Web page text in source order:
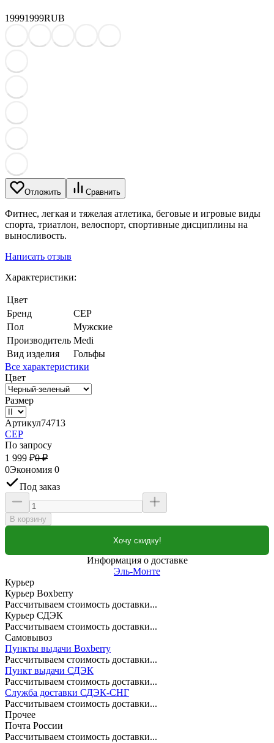
19991999RUB
Отложить Сравнить
Фитнес, легкая и тяжелая атлетика, беговые и игровые виды
спорта, триатлон, велоспорт, спортивные дисциплины на
выносливость.
Написать отзыв
Характеристики:
Цвет
Бренд
CEP
Пол
Мужские
Производитель Medi
Вид изделия
Гольфы
Все характеристики
Цвет
Размер
Артикул74713
CEP
По запросу
1 999 ₽0 ₽
0Экономия 0
Под заказ
В корзину
Хочу скидку!
Информация о доставке
Эль-Монте
Курьер
Курьер Boxberry
Рассчитываем стоимость доставки...
Курьер СДЭК
Рассчитываем стоимость доставки...
Самовывоз
Пункты выдачи Boxberry
Рассчитываем стоимость доставки...
Пункт выдачи СДЭК
Рассчитываем стоимость доставки...
Служба доставки СДЭК-СНГ
Рассчитываем стоимость доставки...
Прочее
Почта России
Рассчитываем стоимость доставки...